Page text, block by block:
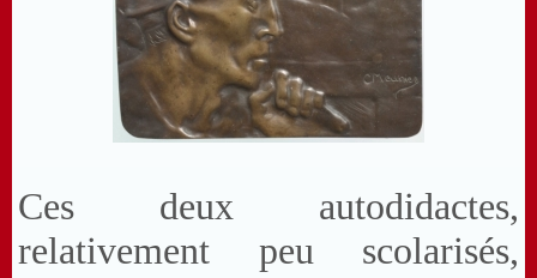
Ces deux autodidactes,
relativement peu scolarisés,